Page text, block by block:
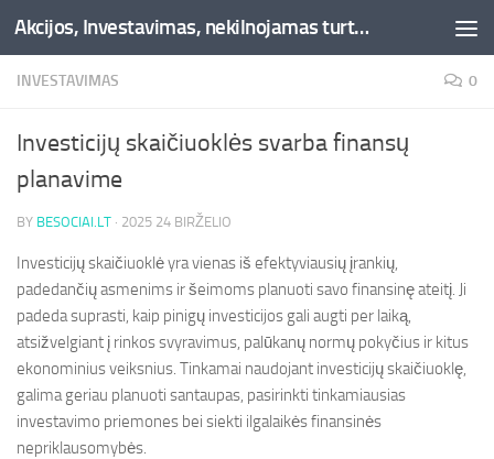
Skip to content Akcijos, Investavimas, nekilnojamas turtas, kriptovaliutos - Besociai.lt
INVESTAVIMAS 0
Investicijų skaičiuoklės svarba finansų
planavime
BY BESOCIAI.LT · 2025 24 BIRŽELIO
Investicijų skaičiuoklė yra vienas iš efektyviausių įrankių,
padedančių asmenims ir šeimoms planuoti savo finansinę ateitį. Ji
padeda suprasti, kaip pinigų investicijos gali augti per laiką,
atsižvelgiant į rinkos svyravimus, palūkanų normų pokyčius ir kitus
ekonominius veiksnius. Tinkamai naudojant investicijų skaičiuoklę,
galima geriau planuoti santaupas, pasirinkti tinkamiausias
investavimo priemones bei siekti ilgalaikės finansinės
nepriklausomybės.